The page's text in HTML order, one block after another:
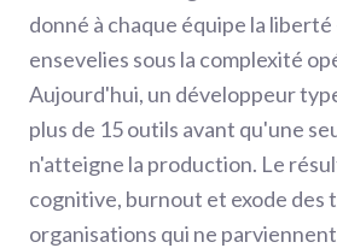
donné à chaque équipe la liberté
ensevelies sous la complexité
Aujourd'hui, un développeur
plus de 15 outils avant qu'une
n'atteigne la production. Le
cognitive, burnout et exode des
organisations qui ne